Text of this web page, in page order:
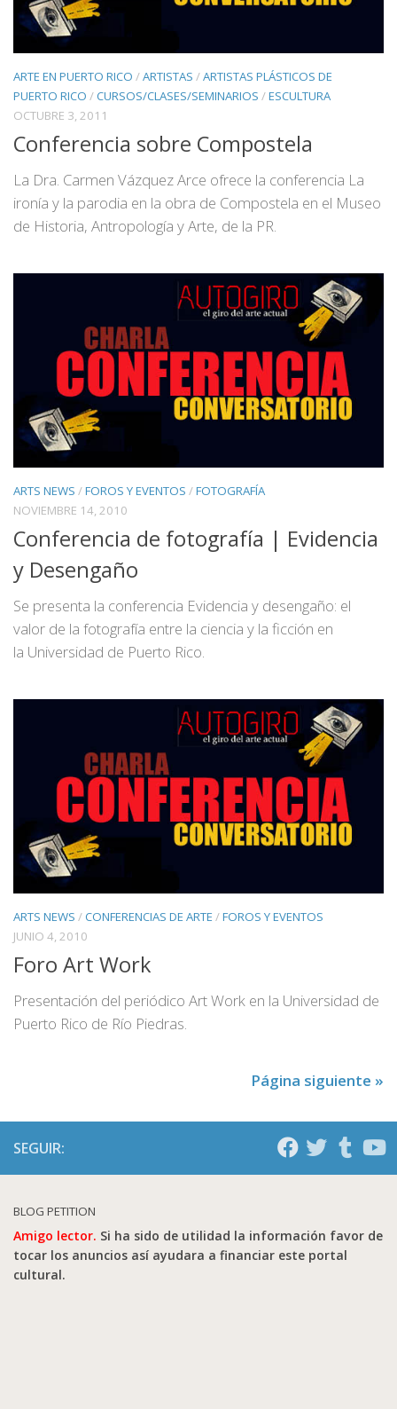
ARTE EN PUERTO RICO /ARTISTAS /ARTISTAS PLÁSTICOS DE
PUERTO RICO /CURSOS/CLASES/SEMINARIOS /ESCULTURA
OCTUBRE 3, 2011
Conferencia sobre Compostela
La Dra. Carmen Vázquez Arce ofrece la conferencia La
ironía y la parodia en la obra de Compostela en el Museo
de Historia, Antropología y Arte, de la PR.
ARTS NEWS /FOROS Y EVENTOS /FOTOGRAFÍA
NOVIEMBRE 14, 2010
Conferencia de fotografía | Evidencia
y Desengaño
Se presenta la conferencia Evidencia y desengaño: el
valor de la fotografía entre la ciencia y la ficción en
la Universidad de Puerto Rico.
ARTS NEWS /CONFERENCIAS DE ARTE /FOROS Y EVENTOS
JUNIO 4, 2010
Foro Art Work
Presentación del periódico Art Work en la Universidad de
Puerto Rico de Río Piedras.
Página siguiente »
SEGUIR:
BLOG PETITION
Amigo lector. Si ha sido de utilidad la información favor de
tocar los anuncios así ayudara a financiar este portal
cultural.